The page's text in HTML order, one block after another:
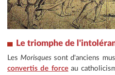
Le triomphe de
LesMorisques sont d'anciens
convertis de forceau